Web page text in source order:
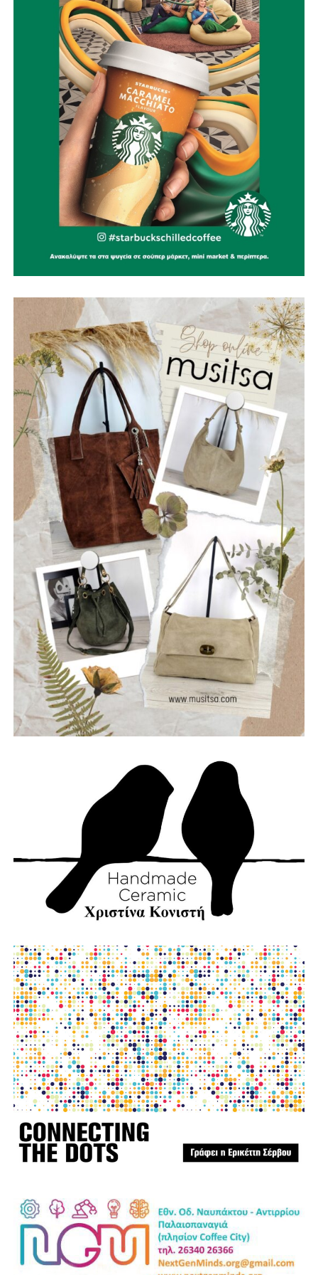
Ψηφιακή επιτήρηση των δασών, με drones, θερμικές
κάμερες και σύγχρονα συστήματα έγκαιρης ανίχνευσης
καπνού και πυρκαγιάς.
Αξιοποίηση της Εύηνολίμνης ως επιχειρησιακού
πλεονεκτήματος, εξετάζοντας τη δυνατότητα υδροληψίας
από εναέρια μέσα και δημιουργώντας δίκτυο
υδατοδεξαμενών στις ορεινές δημοτικές ενότητες.
Ίδρυση Δημοτικού Σώματος Εθελοντών Πολιτικής
Προστασίας, με εκπαίδευση, πιστοποίηση και ουσιαστικά
κίνητρα συμμετοχής για νέους, αποστράτους των
Σωμάτων Ασφαλείας και ενεργούς πολίτες, σε
συνεργασία με όλες τις εθελοντικές ομάδες της περιοχής.
Ειδικά σχέδια πυροπροστασίας για μνημεία και
αρχαιολογικούς χώρους, όπως το Κάστρο της
Ναυπάκτου, η Βελβίνα και το Αρχαίο Θέατρο Μακύνειας,
ώστε να προστατεύσουμε όχι μόνο το φυσικό αλλά και το
πολιτιστικό μας κεφάλαιο.
Ίδρυση μόνιμου Κέντρου Διαχείρισης Κρίσεων, το
οποίο θα συντονίζει σε πραγματικό χρόνο τον Δήμο, την
Πυροσβεστική, τις Δασικές Υπηρεσίες, την Περιφέρεια και
τις εθελοντικές ομάδες, αξιοποιώντας την τεχνολογία και
κάθε διαθέσιμο χρηματοδοτικό εργαλείο.
Εξασφάλιση χρηματοδότησης του προγράμματος
μέσω ευρωπαϊκών και εθνικών πόρων, όπως το ΕΣΠΑ,
το Ταμείο Ανάκαμψης, το πρόγραμμα «ΑΙΓΙΣ», τα
προγράμματα INTERREG και το Πράσινο Ταμείο, ώστε οι
απαραίτητες παρεμβάσεις να υλοποιηθούν χωρίς
επιβάρυνση των δημοτών.
Η Πολιτική Προστασία δεν είναι μια υπηρεσία που
ενεργοποιείται μόνο όταν ξεσπάσει μια πυρκαγιά. Είναι
μια συνεχής επένδυση στην ασφάλεια των ανθρώπων,
των χωριών μας, των δασών μας και της πολιτιστικής μας
κληρονομιάς.
Η Ναυπακτία μπορεί και πρέπει να γίνει πρότυπο Δήμου
στην πρόληψη και την αντιμετώπιση φυσικών
καταστροφών.
Γιατί η καλύτερη πυρκαγιά είναι εκείνη που δεν θα
εκδηλωθεί ποτέ.
Την ίδια στιγμή, αποτίουμε φόρο τιμής στους
πυροσβέστες που έχασαν τη ζωή τους υπηρετώντας το
καθήκον. Η αυτοθυσία τους μας υπενθυμίζει ότι η
ένας καθημερινός αγώνας που πολλές φορές πληρώνεται
με ανθρώπινες ζωές.
Παράλληλα, εκφράζουμε την αμέριστη συμπαράστασή μας
στους κατοίκους του όμορου Δήμου Δωρίδας, που
δοκιμάστηκαν από τις καταστροφικές πυρκαγιές. Οι
πληγές που αφήνει πίσω της η φωτιά δεν γνωρίζουν
διοικητικά όρια. Είναι πληγές που αφορούν ολόκληρη τη
Στερεά Ελλάδα και απαιτούν αλληλεγγύη, συντονισμό και
κοινή προσπάθεια.
Η Ναυπακτία αξίζει να είναι έτοιμη πριν από την επόμενη
κρίση. Η πρόληψη δεν είναι κόστος. Είναι η μεγαλύτερη
επένδυση στην ανθρώπινη ζωή, στο φυσικό περιβάλλον,
Ανδρέας Χ. Κωνσταντόπουλος
Επικεφαλής της παράταξης “Αλλάζουμε Πλεύση”